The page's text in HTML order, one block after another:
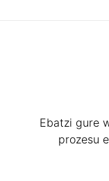
Ebatzi gure
prozesu